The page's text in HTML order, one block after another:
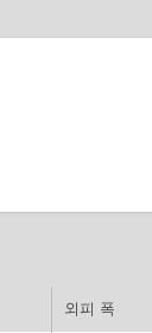
외피 폭